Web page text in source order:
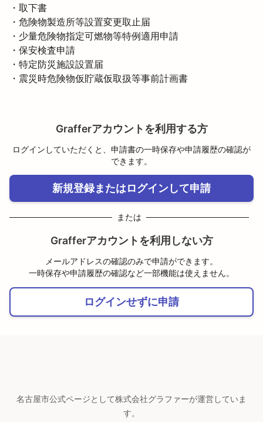
・取下書
・危険物製造所等設置変更取止届
・少量危険物指定可燃物等特例適用申請
・保安検査申請
・特定防災施設設置届
・震災時危険物仮貯蔵仮取扱等事前計画書
Grafferアカウントを利用する方
ログインしていただくと、申請書の一時保存や申請履歴の確認が
できます。
新規登録またはログインして申請
または
Grafferアカウントを利用しない方
メールアドレスの確認のみで申請ができます。
一時保存や申請履歴の確認など一部機能は使えません。
ログインせずに申請
名古屋市公式ページとして株式会社グラファーが運営していま
す。